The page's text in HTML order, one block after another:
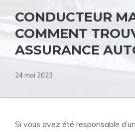
CONDUCTEUR
COMMENT
ASSURANCE
24 mai 2023
Si vous avez été responsable